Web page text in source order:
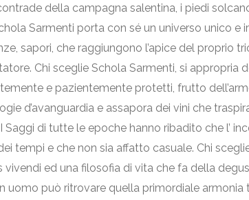
della campagna salentina, i piedi
Sarmenti porta con sé un universo unico e
sapori, che raggiungono l’apice del proprio
Chi sceglie Schola Sarmenti, si appropria
e pazientemente protetti, frutto
d’avanguardia e assapora dei vini che
Saggi di tutte le epoche hanno ribadito che l’
tempi e che non sia affatto casuale. Chi
vivendi ed una filosofia di vita che fa della
uomo può ritrovare quella primordiale armonia